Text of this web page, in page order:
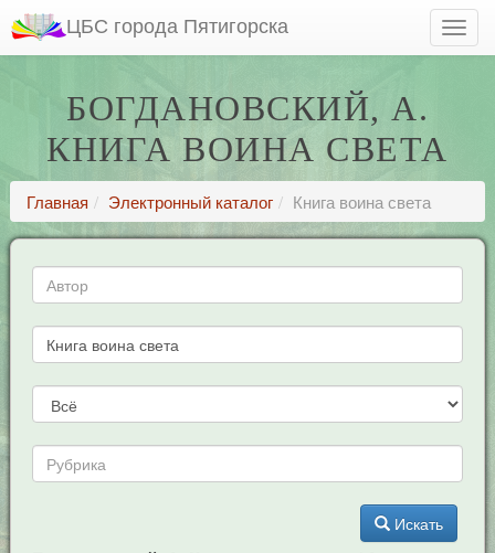
ЦБС города Пятигорска
БОГДАНОВСКИЙ, А.
КНИГА ВОИНА СВЕТА
Главная Электронный каталог Книга воина света
Искать